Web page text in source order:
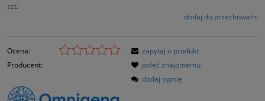
szt.
dodaj do przechowalni
Ocena:
Producent:
zapytaj o produkt
poleć znajomemu
dodaj opinię